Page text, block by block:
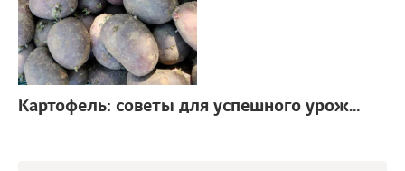
Картофель: советы для успешного урожая